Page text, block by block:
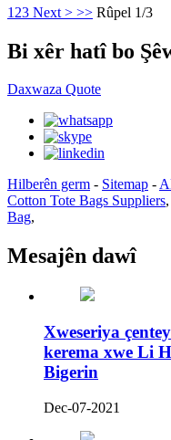
1 23 Next > >> Rûpel 1/3
Bi xêr hatî bo
Daxwaza Quote
Hilberên germ - Sitemap -
Cotton Tote Bags Suppliers,
Bag,
Mesajên dawî
Xweseriya
kerema xwe Li
Bigerin
Dec-07-2021